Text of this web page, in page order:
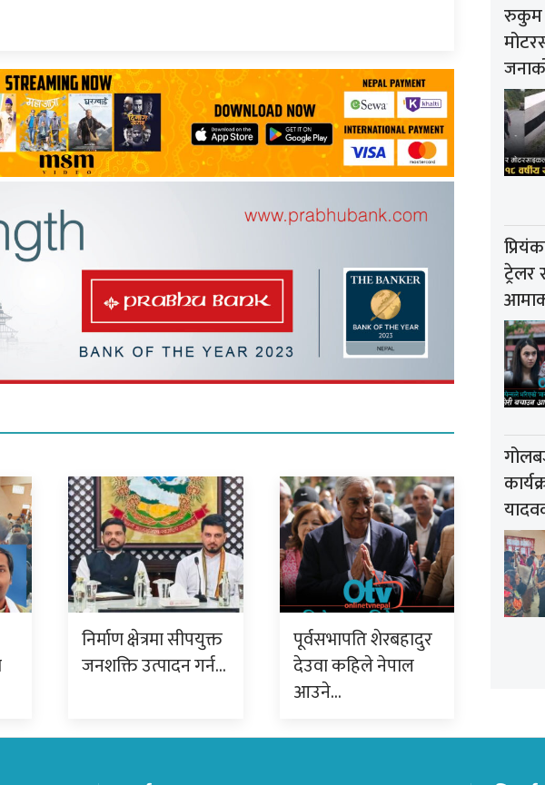
निर्माण क्षेत्रमा सीपयुक्त
जनशक्ति उत्पादन गर्न…
पूर्वसभापति शेरबहादुर
देउवा कहिले नेपाल
आउने…
रुकुम
ट्रेलर